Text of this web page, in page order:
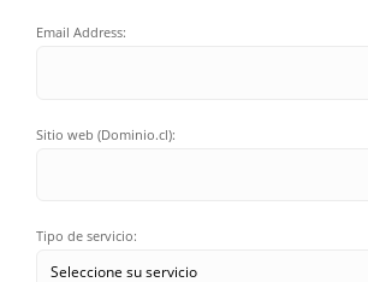
Email Address:
Sitio web (Dominio.cl):
Tipo de servicio: